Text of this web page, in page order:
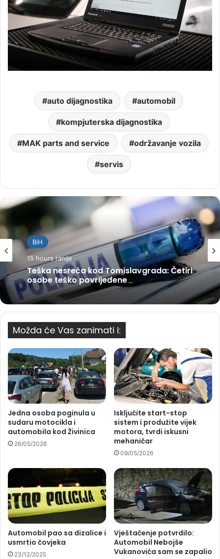
auto dijagnostika automobil
kompjuterska dijagnostika
MAK parts and service održavanje vozila
servis
BiH
15 hours ranije
Teška nesreća kod Tomislavgrada: Četiri
osobe teško povrijeđene
Možda će Vas zanimati i:
Jedna osoba poginula u
sudaru motocikla i
automobila kod Živinica
26/05/2026
Isključite start-stop
sistem i produžite vijek
motora, tvrdi iskusni
mehaničar
09/05/2026
Automobil pao sa dizalice i
usmrtio čovjeka
23/12/2025
Vještačenje potvrdilo:
Automobil Nebojše
Vukanovića sam se zapalio